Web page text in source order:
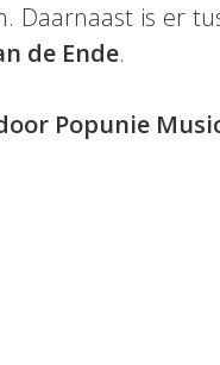
Daarnaast is er
de Ende.
Popunie